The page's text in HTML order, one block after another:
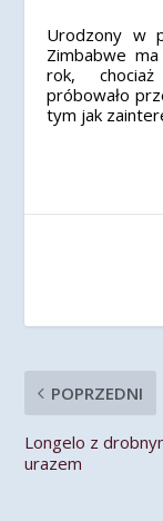
Urodzony w
Zimbabwe
rok,
próbowało
tym jak
POPRZEDNI
Longelo z
urazem